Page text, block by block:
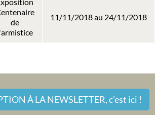
de
11/11/2018 au 24/11/2018
À LA NEWSLETTER,c'est ici !